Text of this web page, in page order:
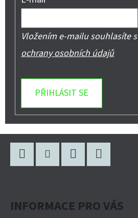
Vložením e-mailu souhlasíte s
ochrany osobních údajů
PŘIHLÁSIT SE
INFORMACE PRO VÁS